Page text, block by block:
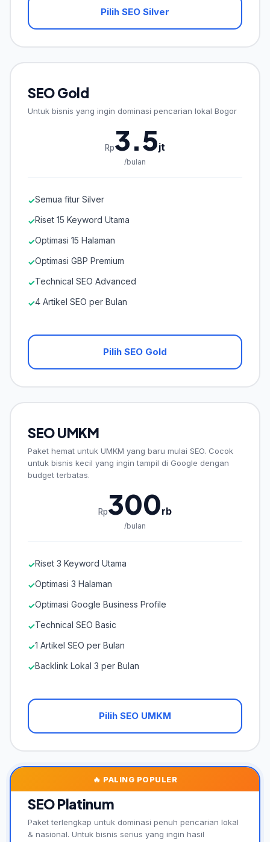
Pilih SEO Silver
SEO Gold
Untuk bisnis yang ingin dominasi pencarian lokal Bogor
Rp3.5jt
/bulan
✓Semua fitur Silver
✓Riset 15 Keyword Utama
✓Optimasi 15 Halaman
✓Optimasi GBP Premium
✓Technical SEO Advanced
✓4 Artikel SEO per Bulan
Pilih SEO Gold
SEO UMKM
Paket hemat untuk UMKM yang baru mulai SEO. Cocok
untuk bisnis kecil yang ingin tampil di Google dengan
budget terbatas.
Rp300rb
/bulan
✓Riset 3 Keyword Utama
✓Optimasi 3 Halaman
✓Optimasi Google Business Profile
✓Technical SEO Basic
✓1 Artikel SEO per Bulan
✓Backlink Lokal 3 per Bulan
Pilih SEO UMKM
🔥 PALING POPULER
SEO Platinum
Paket terlengkap untuk dominasi penuh pencarian lokal
& nasional. Untuk bisnis serius yang ingin hasil